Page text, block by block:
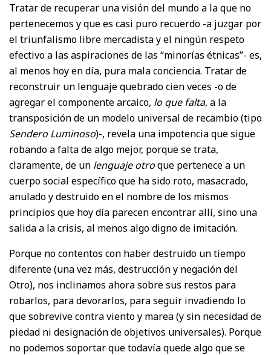
Tratar de recuperar una visión del mundo a la que no
pertenecemos y que es casi puro recuerdo -a juzgar por
el triunfalismo libre mercadista y el ningún respeto
efectivo a las aspiraciones de las “minorías étnicas”- es,
al menos hoy en día, pura mala conciencia. Tratar de
reconstruir un lenguaje quebrado cien veces -o de
agregar el componente arcaico, lo que falta, a la
transposición de un modelo universal de recambio (tipo
Sendero Luminoso)-, revela una impotencia que sigue
robando a falta de algo mejor, porque se trata,
claramente, de un lenguaje otroque pertenece a un
cuerpo social específico que ha sido roto, masacrado,
anulado y destruido en el nombre de los mismos
principios que hoy día parecen encontrar allí, sino una
salida a la crisis, al menos algo digno de imitación.
Porque no contentos con haber destruido un tiempo
diferente (una vez más, destrucción y negación del
Otro), nos inclinamos ahora sobre sus restos para
robarlos, para devorarlos, para seguir invadiendo lo
que sobrevive contra viento y marea (y sin necesidad de
piedad ni designación de objetivos universales). Porque
no podemos soportar que todavía quede algo que se